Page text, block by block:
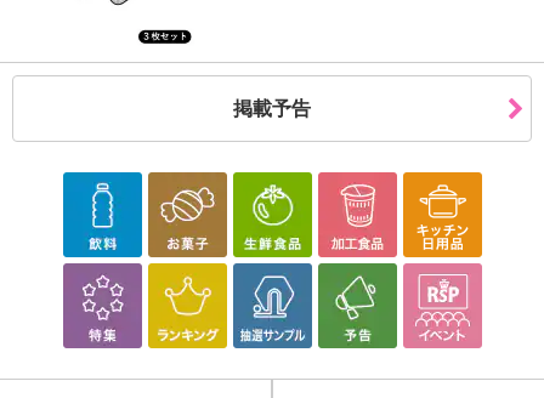
【配送伝票番号について】
※配送形態がメール便の商品については、商品の発送完了後、配送
【配送日時の指定について】
※配送日時の指定が可能な商品の場合、商品によってご指定できる
配送日、配送時間が異なる可能性がございます。
カート機能をご利用の場合は、配送日時指定をご利用いただけませ
発送日カレンダー
掲載予告